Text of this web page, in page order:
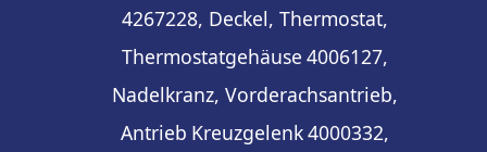
4267228, Deckel, Thermostat,
Thermostatgehäuse 4006127,
Nadelkranz, Vorderachsantrieb,
Antrieb Kreuzgelenk4000332,